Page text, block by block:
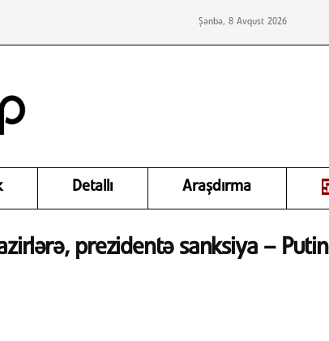
Şənbə, 8 Avqust 2026
Detallı Araşdırma
prezidentə sanksiya – Putin